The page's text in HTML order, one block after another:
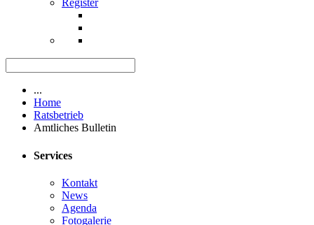
Register
...
Home
Ratsbetrieb
Amtliches Bulletin
Services
Kontakt
News
Agenda
Fotogalerie